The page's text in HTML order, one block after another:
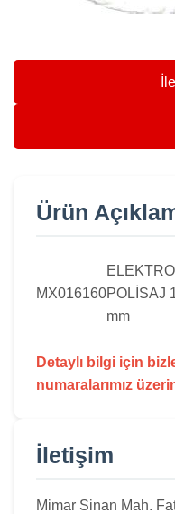
Ürün
MX016160POLİSAJ
mm
Detaylı bilgi için
numaralarımız
İletişim
Mimar Sinan Mah.